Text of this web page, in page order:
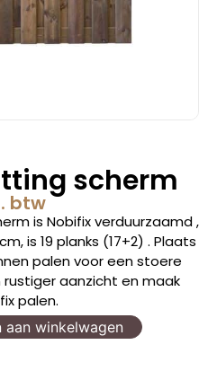
scherm
btw
is Nobifix verduurzaamd ,
is 19 planks (17+2) . Plaats
palen voor een stoere
aanzicht en maak
palen.
aan winkelwagen